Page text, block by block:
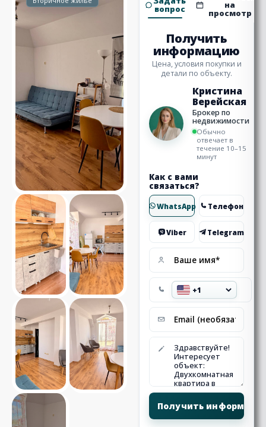
вопрос на
просмотр
Получить
информацию
Цена, условия покупки и
детали по объекту.
Кристина
Верейская
Брокер по
недвижимости
Обычно
отвечает в
течение 10–15
минут
Как с вами
связаться?
WhatsApp Телефон
Viber Telegram